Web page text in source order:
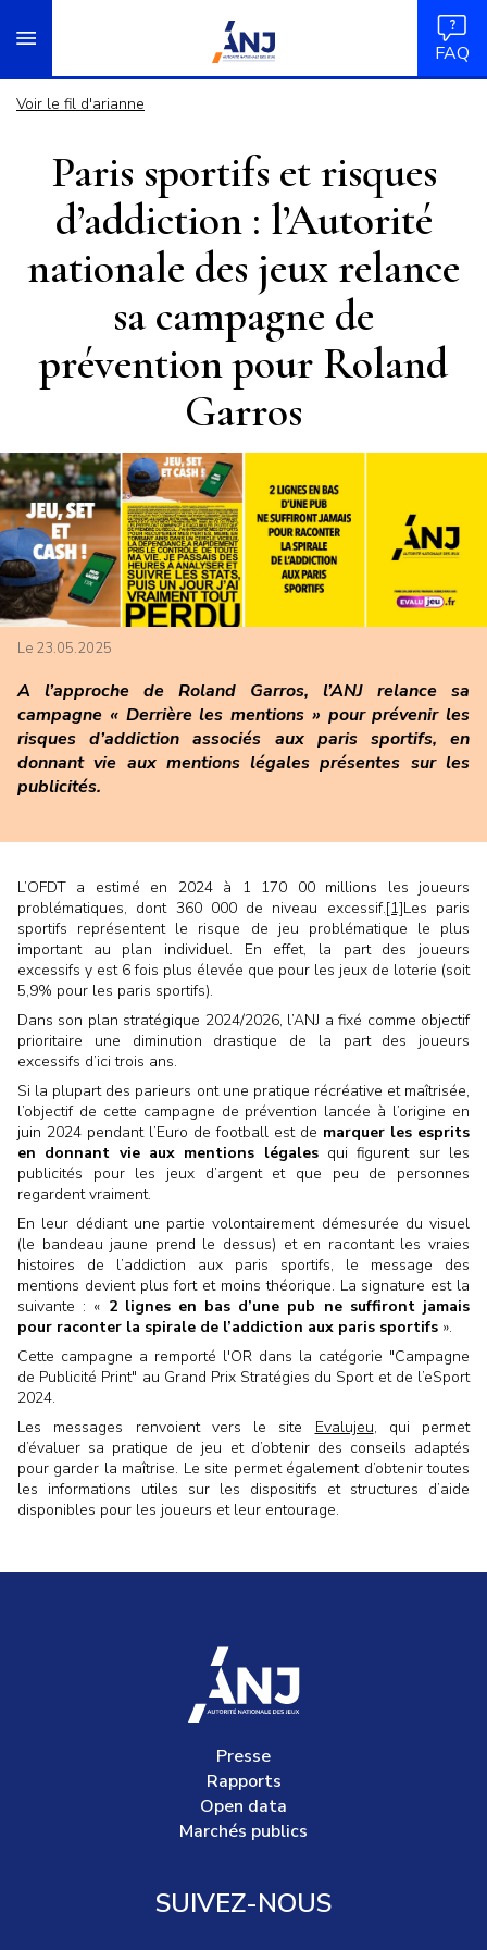
au
accueil
FAQ
Voir le fil d'arianne
Paris sportifs et risques
d’addiction : l’Autorité
nationale des jeux relance
sa campagne de
prévention pour Roland
Garros
Le 23.05.2025
A l’approche de Roland Garros, l’ANJ relance sa
campagne « Derrière les mentions » pour prévenir les
risques d’addiction associés aux paris sportifs, en
donnant vie aux mentions légales présentes sur les
publicités.
L’OFDT a estimé en 2024 à 1 170 00 millions les joueurs
problématiques, dont 360 000 de niveau excessif.[1]Les paris
sportifs représentent le risque de jeu problématique le plus
important au plan individuel. En effet, la part des joueurs
excessifs y est 6 fois plus élevée que pour les jeux de loterie (soit
5,9% pour les paris sportifs).
Dans son plan stratégique 2024/2026, l’ANJ a fixé comme objectif
prioritaire une diminution drastique de la part des joueurs
excessifs d’ici trois ans.
Si la plupart des parieurs ont une pratique récréative et maîtrisée,
l’objectif de cette campagne de prévention lancée à l’origine en
juin 2024 pendant l’Euro de football est de marquer les esprits
en donnant vie aux mentions légalesqui figurent sur les
publicités pour les jeux d’argent et que peu de personnes
regardent vraiment.
En leur dédiant une partie volontairement démesurée du visuel
(le bandeau jaune prend le dessus) et en racontant les vraies
histoires de l’addiction aux paris sportifs, le message des
mentions devient plus fort et moins théorique. La signature est la
suivante : « 2 lignes en bas d’une pub ne suffiront jamais
pour raconter la spirale de l’addiction aux paris sportifs ».
Cette campagne a remporté l'OR dans la catégorie "Campagne
de Publicité Print" au Grand Prix Stratégies du Sport et de l’eSport
2024.
Les messages renvoient vers le site Evalujeu, qui permet
d’évaluer sa pratique de jeu et d’obtenir des conseils adaptés
pour garder la maîtrise. Le site permet également d’obtenir toutes
les informations utiles sur les dispositifs et structures d’aide
disponibles pour les joueurs et leur entourage.
accueil
Presse
Rapports
Open data
Marchés publics
SUIVEZ-NOUS